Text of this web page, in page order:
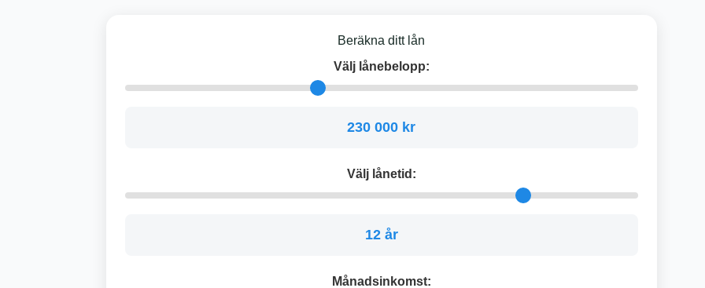
Beräkna ditt lån
Välj lånebelopp:
230 000 kr
Välj lånetid:
12 år
Månadsinkomst: